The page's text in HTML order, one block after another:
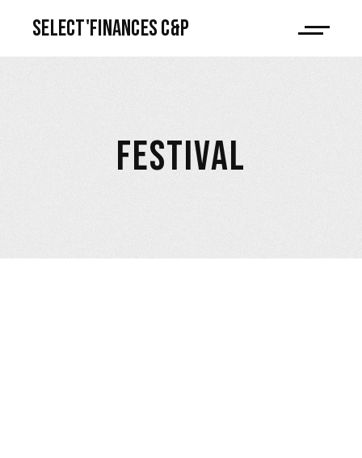
Select'Finances C&P
FESTIVAL